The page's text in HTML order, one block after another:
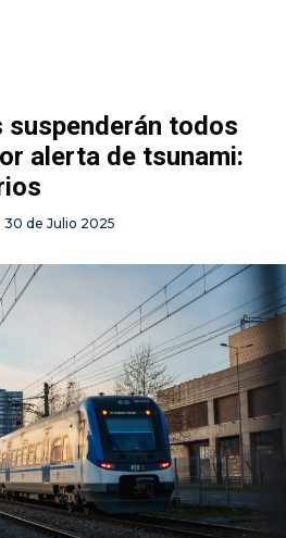
suspenderán todos
alerta de tsunami:
30 de Julio 2025